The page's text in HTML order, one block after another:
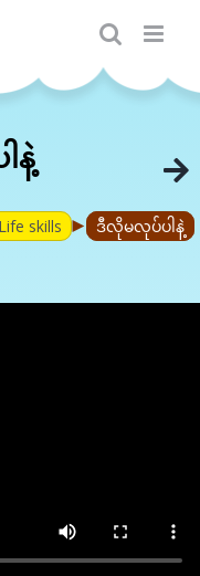
နဲ့
Life skills ► ဒီလိုမလုပ်ပါနဲ့